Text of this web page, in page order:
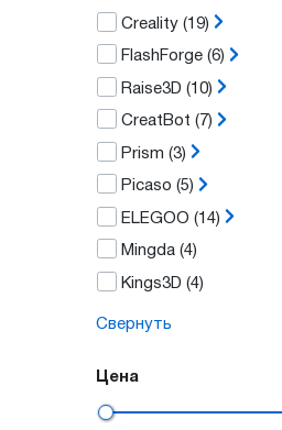
Creality (19)
FlashForge (6)
Raise3D (10)
CreatBot (7)
Prism (3)
Picaso (5)
ELEGOO (14)
Mingda (4)
Kings3D (4)
Свернуть
Цена